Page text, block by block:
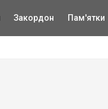
Закордон Пам'ятки